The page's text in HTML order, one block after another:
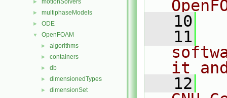
► motionSolvers
► multiphaseModels
► ODE
▼ OpenFOAM
► algorithms
► containers
► db
► dimensionedTypes
► dimensionSet
   10
   11
it
   12